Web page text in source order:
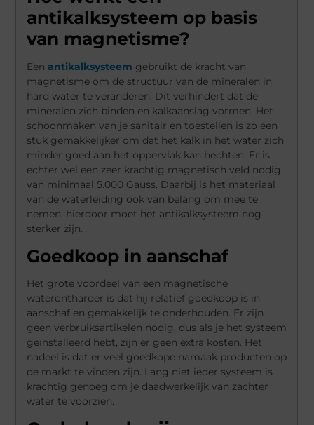
antikalksysteem op basis
van magnetisme?
Eenantikalksysteem gebruikt de kracht van
magnetisme om de structuur van de mineralen in
hard water te veranderen. Dit verhindert dat de
mineralen zich binden en kalkaanslag vormen. Het
schoonmaken van je sanitair en toestellen is zo een
stuk gemakkelijker om dat het kalk in het water zich
minder goed aan het oppervlak kan hechten. Er is
echter wel een zeer krachtig magnetisch veld nodig
van minimaal 5.000 Gauss. Daarbij is het materiaal
van de waterleiding ook van belang om mee te
nemen, hierdoor moet het antikalksysteem nog
sterker zijn.
Goedkoop in aanschaf
Het grote voordeel van een magnetische
waterontharder is dat hij relatief goedkoop is in
aanschaf en gemakkelijk te onderhouden. Er zijn
geen verbruiksartikelen nodig, dus als je het systeem
geïnstalleerd hebt, zijn er geen extra kosten. Het
nadeel is dat er veel goedkope namaak producten op
de markt te vinden zijn. Lang niet ieder systeem is
krachtig genoeg om je daadwerkelijk van zachter
water te voorzien.